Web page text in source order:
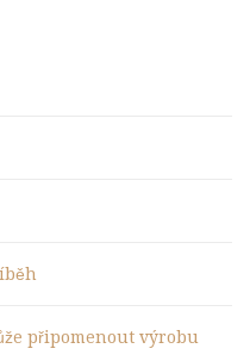
připomenout výrobu